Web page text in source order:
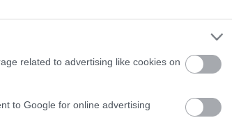
related to advertising like cookies on
to Google for online advertising
makk) és
is jobban
programjának
február 13-ig minél
a